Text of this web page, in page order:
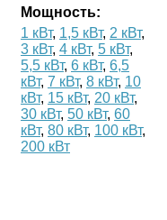
Мощность:
1 кВт, 1,5 кВт, 2 кВт,
3 кВт, 4 кВт, 5 кВт,
5,5 кВт, 6 кВт, 6,5
кВт, 7 кВт, 8 кВт, 10
кВт, 15 кВт, 20 кВт,
30 кВт, 50 кВт, 60
кВт, 80 кВт, 100 кВт,
200 кВт